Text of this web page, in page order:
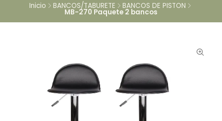
Inicio BANCOS/TABURETE BANCOS DE PISTON
MB-270 Paquete 2 bancos